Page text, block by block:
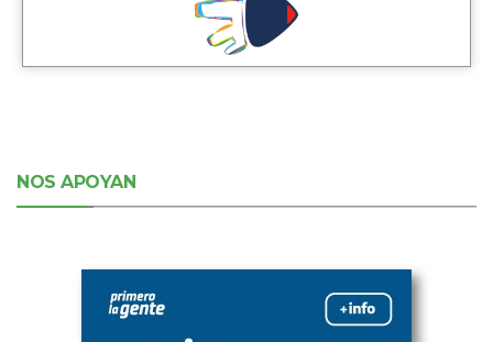
NOS APOYAN